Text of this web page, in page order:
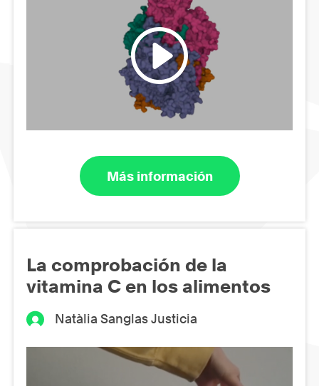
Más información
La comprobación de la
vitamina C en los alimentos
Natàlia Sanglas Justicia